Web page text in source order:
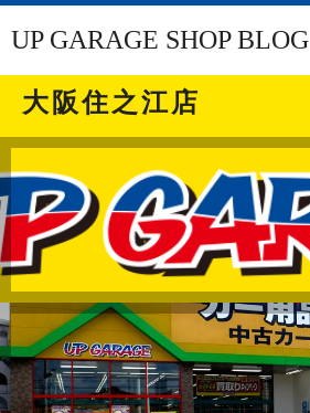
UP GARAGE SHOP BLOG
大阪住之江店